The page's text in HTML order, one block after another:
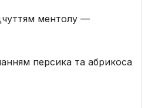
ментолу —
персика та абрикоса